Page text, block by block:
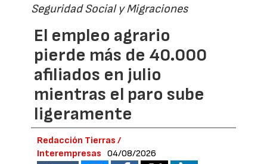
Seguridad Social y Migraciones
El empleo agrario
pierde más de 40.000
afiliados en julio
mientras el paro sube
ligeramente
Redacción Tierras /
Interempresas
04/08/2026